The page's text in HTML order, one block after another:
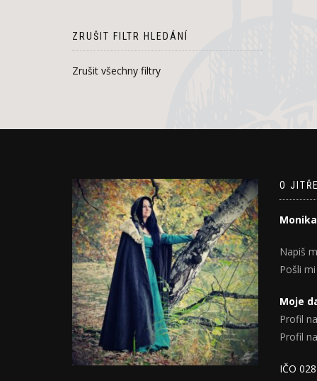
ZRUŠIT FILTR HLEDÁNÍ
Zrušit všechny filtry
O
Napiš
Pošli
Moje
Profil
Profil
IČO